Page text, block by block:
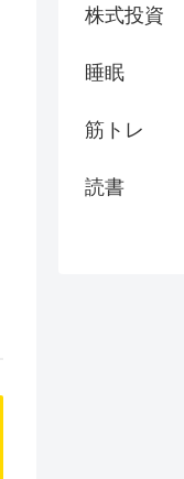
株式投資
睡眠
筋トレ
読書